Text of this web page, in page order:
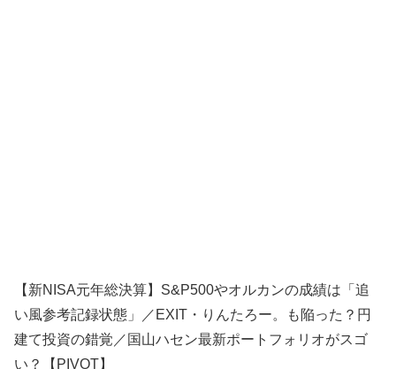
【新NISA元年総決算】S&P500やオルカンの成績は「追
い風参考記録状態」／EXIT・りんたろー。も陥った？円
建て投資の錯覚／国山ハセン最新ポートフォリオがスゴ
い？【PIVOT】